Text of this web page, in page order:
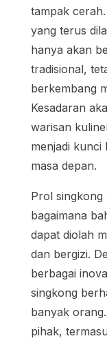
tampak
yang terus
hanya akan
tradisional,
berkembang
Kesadaran
warisan
menjadi kunci
masa depan.
Prol singkong
bagaimana
dapat diolah
dan bergizi.
berbagai
singkong
banyak
pihak,